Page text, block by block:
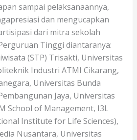
sampai pelaksanaannya,
dan mengucapkan
dari mitra sekolah
Tinggi diantaranya:
(STP) Trisakti, Universitas
Industri ATMI Cikarang,
Universitas Bunda
Jaya, Universitas
School of Management, I3L
Institute for Life Sciences),
Nusantara, Universitas